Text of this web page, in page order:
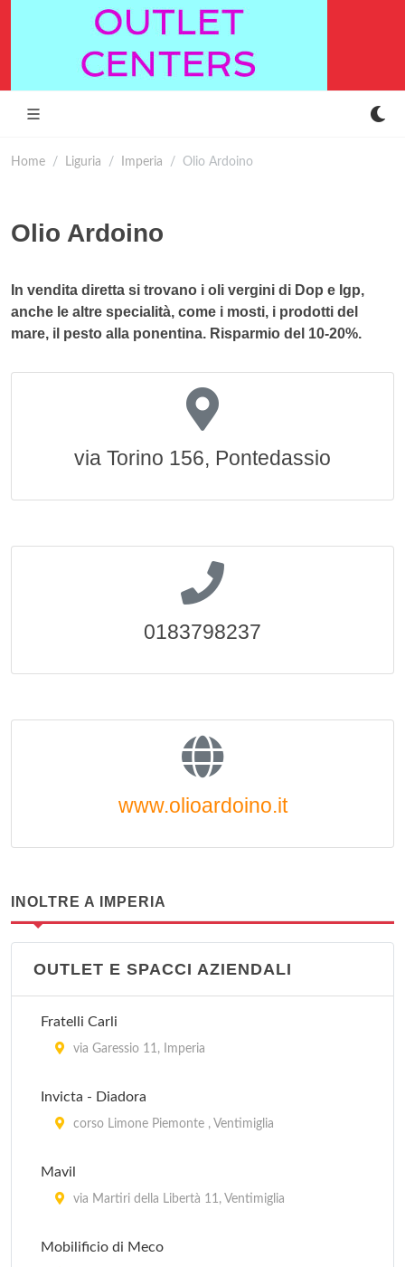
Home Liguria Imperia Olio Ardoino
Olio Ardoino
In vendita diretta si trovano i oli vergini di Dop e Igp,
anche le altre specialità, come i mosti, i prodotti del
mare, il pesto alla ponentina. Risparmio del 10-20%.
via Torino 156, Pontedassio
0183798237
www.olioardoino.it
INOLTRE A IMPERIA
OUTLET E SPACCI AZIENDALI
Fratelli Carli
via Garessio 11, Imperia
Invicta - Diadora
corso Limone Piemonte , Ventimiglia
Mavil
via Martiri della Libertà 11, Ventimiglia
Mobilificio di Meco